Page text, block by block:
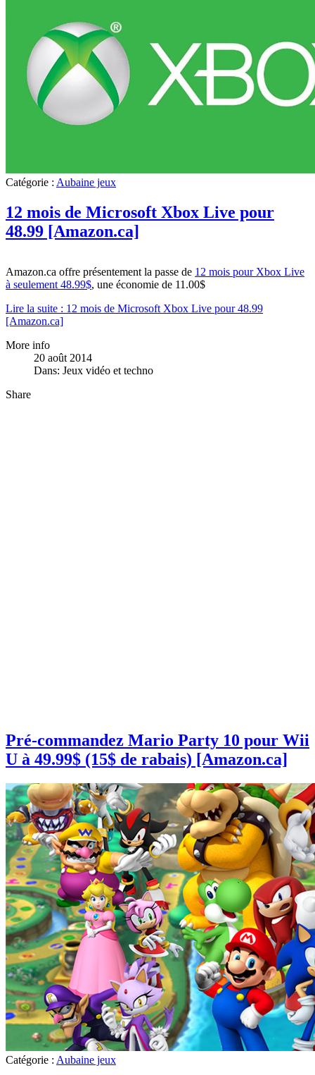
Catégorie : Aubaine jeux
12 mois de Microsoft Xbox Live pour
48.99 [Amazon.ca]
Amazon.ca offre présentement la passe de 12 mois pour Xbox Live
à seulement 48.99$, une économie de 11.00$
Lire la suite : 12 mois de Microsoft Xbox Live pour 48.99
[Amazon.ca]
More info
20 août 2014
Dans: Jeux vidéo et techno
Share
Pré-commandez Mario Party 10 pour Wii
U à 49.99$ (15$ de rabais) [Amazon.ca]
Catégorie : Aubaine jeux